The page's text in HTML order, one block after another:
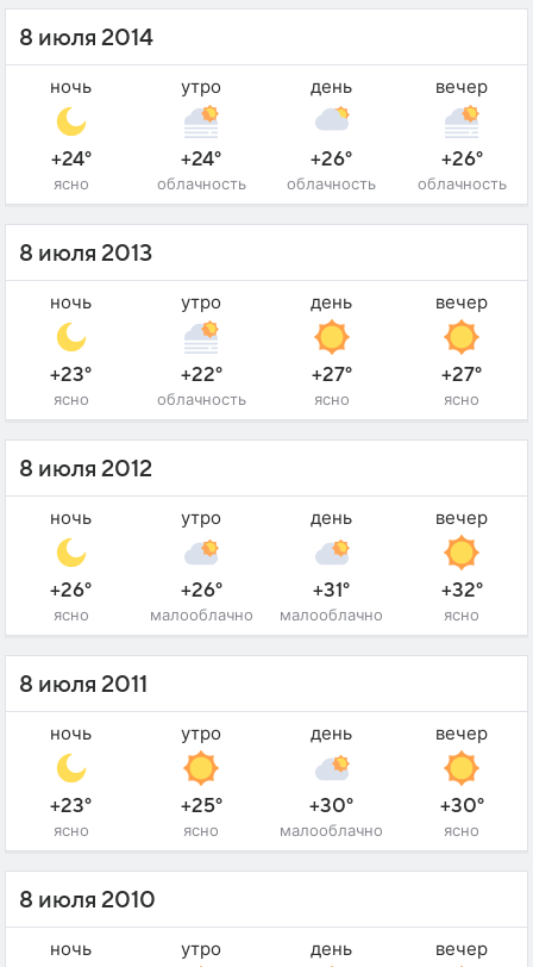
8 июля 2014
ночь
+24°
ясно
утро
+24°
облачность
день
+26°
облачность
вечер
+26°
облачность
8 июля 2013
ночь
+23°
ясно
утро
+22°
облачность
день
+27°
ясно
вечер
+27°
ясно
8 июля 2012
ночь
+26°
ясно
утро
+26°
малооблачно
день
+31°
малооблачно
вечер
+32°
ясно
8 июля 2011
ночь
+23°
ясно
утро
+25°
ясно
день
+30°
малооблачно
вечер
+30°
ясно
8 июля 2010
ночь утро день вечер